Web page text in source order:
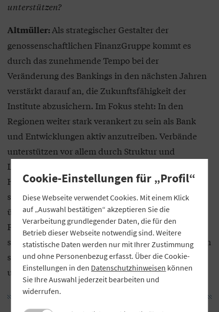
unterstützen?
Altmüller:Als strategischer Gestalter der
genossenschaftlichen FinanzGruppe kommt es
durch das zunehmende Tempo bei der
Veränderung des Bankings in den nächsten Jahren
verstärkt darauf an, die Zukunftsfähigkeit der
Institute abzusichern. Im Fokus steht: In den
Regionen weiter stark verankert zu sein als Bank
und Entwicklungen aktiv anzutreiben. Verbände
unterstützen vor allem durch Struktur und
Leitplanken, aber auch ganz konkret mit fachlicher
Hilfestellung. Ein großer Vorteil besteht aus dem
stetig wachsenden Wissenstransfer durch den
überregionalen Austausch mit allen Partnern:
Filtern und adaptieren von Bedürfnissen, Impulse
setzen, die Gemeinschaft stärken – das generiert ein
stetiges Lernen. Je näher wir am Menschen sind,
umso erfolgreicher werden wir im Verbund sein.
Cookie-Einstellungen für „Profil“
Diese Webseite verwendet Cookies. Mit einem Klick
auf „Auswahl bestätigen“ akzeptieren Sie die
Verarbeitung grundlegender Daten, die für den
Betrieb dieser Webseite notwendig sind. Weitere
statistische Daten werden nur mit Ihrer Zustimmung
und ohne Personenbezug erfasst. Über die Cookie-
Einstellungen in den Datenschutzhinweisen können
Sie Ihre Auswahl jederzeit bearbeiten und
widerrufen.